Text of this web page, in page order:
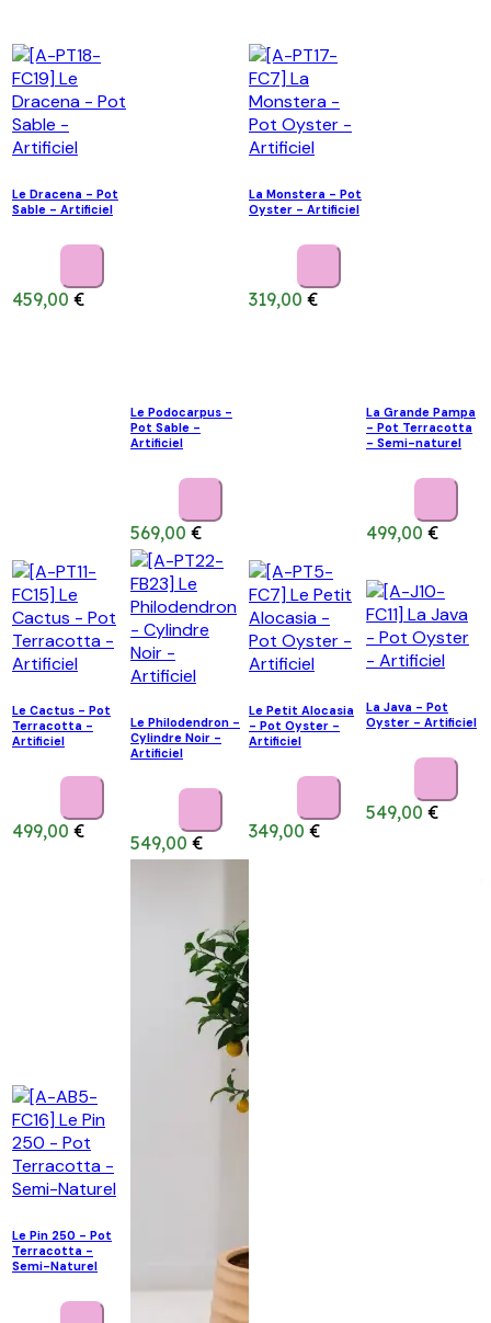
Le Dracena - Pot
Sable - Artificiel
459,00 €
Le Podocarpus -
Pot Sable -
Artificiel
569,00 €
La Monstera - Pot
Oyster - Artificiel
319,00 €
La Grande Pampa
- Pot Terracotta
- Semi-naturel
499,00 €
Le Cactus - Pot
Terracotta -
Artificiel
499,00 €
Le Philodendron -
Cylindre Noir -
Artificiel
549,00 €
Le Petit Alocasia
- Pot Oyster -
Artificiel
349,00 €
La Java - Pot
Oyster - Artificiel
549,00 €
Le Pin 250 - Pot
Terracotta -
Semi-Naturel